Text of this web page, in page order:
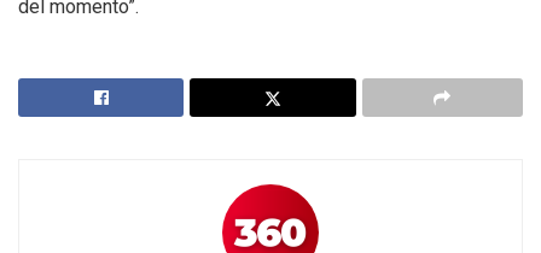
del momento”.